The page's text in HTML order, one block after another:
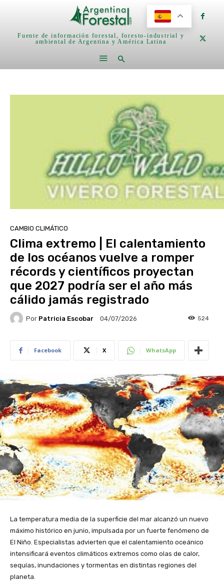
Fuente de información forestal, foresto-industrial y
ambiental de Argentina y América Latina
CAMBIO CLIMÁTICO
Clima extremo | El calentamiento
de los océanos vuelve a romper
récords y científicos proyectan
que 2027 podría ser el año más
cálido jamás registrado
Por Patricia Escobar 04/07/2026 524
Facebook X WhatsApp
La temperatura media de la superficie del mar alcanzó un nuevo
máximo histórico en junio, impulsada por un fuerte fenómeno de
El Niño. Especialistas advierten que el calentamiento oceánico
intensificará eventos climáticos extremos como olas de calor,
sequías, inundaciones y tormentas en distintas regiones del
planeta.